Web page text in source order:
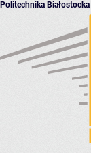
Politechnika Białostocka